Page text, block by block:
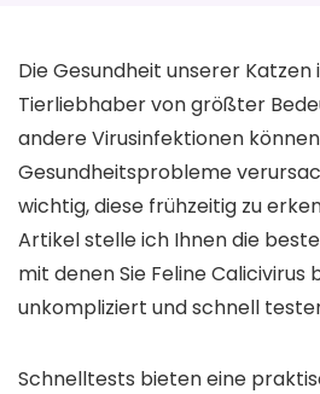
Die Gesundheit unserer Katzen
Tierliebhaber von größter
andere Virusinfektionen
Gesundheitsprobleme
wichtig, diese frühzeitig zu
Artikel stelle ich Ihnen die
mit denen Sie Feline Calicivirus
unkompliziert und schnell
Schnelltests bieten eine